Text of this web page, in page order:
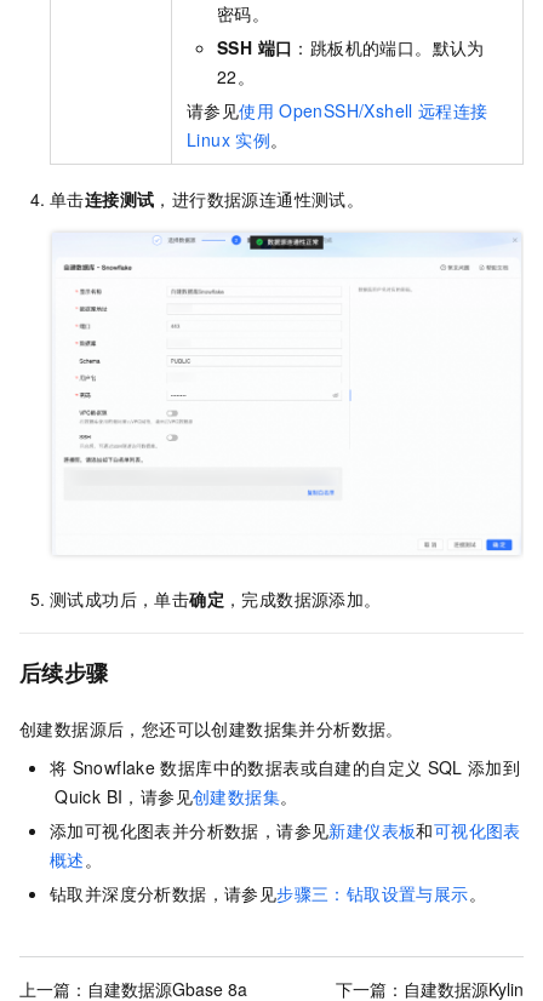
密码。
SSH 端口 ：跳板机的端口。默认为
22。
请参见使用 OpenSSH/Xshell 远程连接
Linux 实例。
单击连接测试 ，进行数据源连通性测试。
测试成功后，单击确定 ，完成数据源添加。
后续步骤
创建数据源后，您还可以创建数据集并分析数据。
将 Snowflake 数据库中的数据表或自建的自定义 SQL 添加到
Quick BI，请参见创建数据集。
添加可视化图表并分析数据，请参见新建仪表板和可视化图表
概述。
钻取并深度分析数据，请参见步骤三：钻取设置与展示。
上一篇： 自建数据源Gbase 8a 下一篇： 自建数据源Kylin